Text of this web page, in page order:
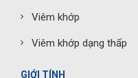
Viêm khớp
Viêm khớp dạng thấp
GIỚI TÍNH